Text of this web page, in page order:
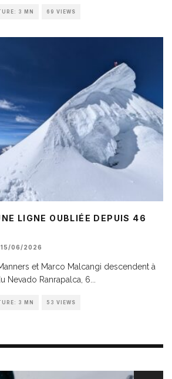
3 MN 69 VIEWS
LIGNE OUBLIÉE DEPUIS 46
15/06/2026
et Marco Malcangi descendent à
Nevado Ranrapalca, 6
3 MN 53 VIEWS